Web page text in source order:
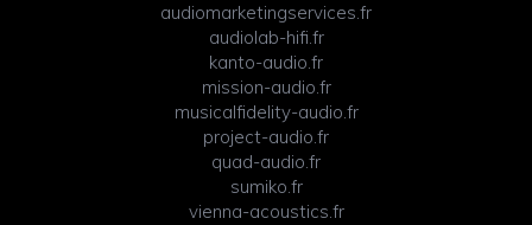
audiomarketingservices.fr
audiolab-hifi.fr
kanto-audio.fr
mission-audio.fr
musicalfidelity-audio.fr
project-audio.fr
quad-audio.fr
sumiko.fr
vienna-acoustics.fr